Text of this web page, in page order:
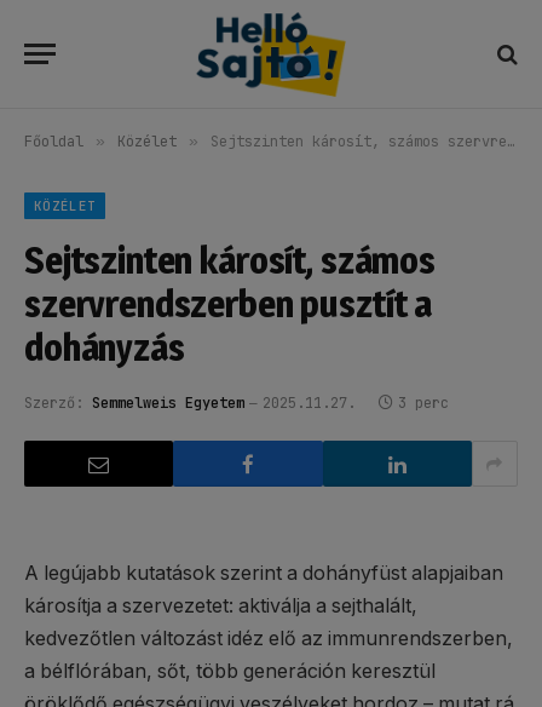
Főoldal » Közélet » Sejtszinten károsít, számos szervrendszerben pusztít a dohányzás
KÖZÉLET
Sejtszinten károsít, számos
szervrendszerben pusztít a
dohányzás
Szerző: Semmelweis Egyetem 2025.11.27. 3 perc
A legújabb kutatások szerint a dohányfüst alapjaiban
károsítja a szervezetet: aktiválja a sejthalált,
kedvezőtlen változást idéz elő az immunrendszerben,
a bélflórában, sőt, több generáción keresztül